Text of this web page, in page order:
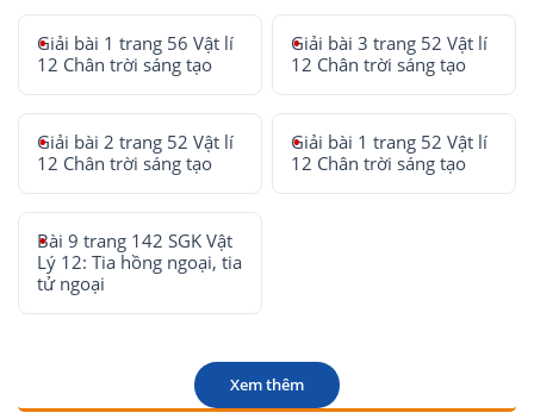
Giải bài 1 trang 56 Vật lí
12 Chân trời sáng tạo
Giải bài 3 trang 52 Vật lí
12 Chân trời sáng tạo
Giải bài 2 trang 52 Vật lí
12 Chân trời sáng tạo
Giải bài 1 trang 52 Vật lí
12 Chân trời sáng tạo
Bài 9 trang 142 SGK Vật
Lý 12: Tia hồng ngoại, tia
tử ngoại
Xem thêm